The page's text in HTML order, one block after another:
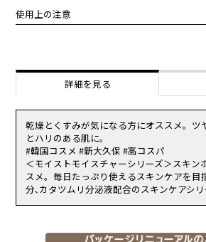
水,カタツムリ分泌液,グリセリン,ＢＧ,水添
シロキサン,シクロヘキサシロキサン,トリ（
ビタン,ミツロウ,ステアリン酸ＰＥＧ－１０
水分解エラスチン,メチルパラベン,フェノキ
ス,カルボマー,香料,酢酸トコフェロール,プ
チン,キサンタンガム,水酸化Ｋ,ＥＤＴＡ－３
使用上の注意
皮膚科専門医等にご相談されることをおすす
（1）使用中、赤味、はれ、かゆみ、刺激等
（2）使用したお肌に、直射日光があたって
われた場合。
傷やはれもの、湿疹等、異常のある部位には
さい。
乳幼児の手の届く場所、直射日光の当たる場
に低温になる場所には置かないでください。
詳細を見る
乾燥とくすみが気になる方にオススメ。ツ
とハリのある肌に。
#韓国コスメ #新大久保 #高コスパ
＜モイストモイスチャーシリーズ＞スキン
スメ。毎日たっぷり使えるスキンケアを目
分､カタツムリ分泌液配合のスキンケアシリ